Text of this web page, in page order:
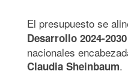
El presupuesto se
Desarrollo 2024-2030
nacionales
Claudia Sheinbaum.